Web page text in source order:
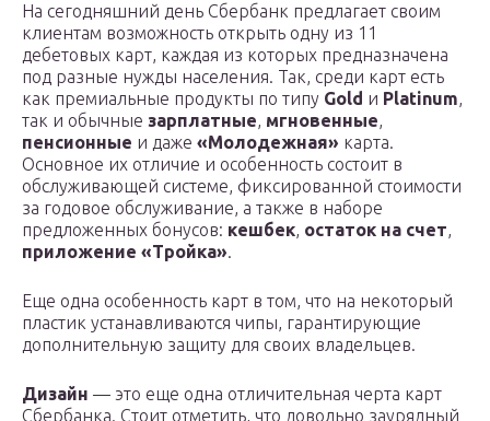
На сегодняшний день Сбербанк предлагает своим
клиентам возможность открыть одну из 11
дебетовых карт, каждая из которых предназначена
под разные нужды населения. Так, среди карт есть
как премиальные продукты по типу Gold и Platinum,
так и обычные зарплатные, мгновенные,
пенсионные и даже «Молодежная» карта.
Основное их отличие и особенность состоит в
обслуживающей системе, фиксированной стоимости
за годовое обслуживание, а также в наборе
предложенных бонусов: кешбек, остаток на счет,
приложение «Тройка».
Еще одна особенность карт в том, что на некоторый
пластик устанавливаются чипы, гарантирующие
дополнительную защиту для своих владельцев.
Дизайн — это еще одна отличительная черта карт
Сбербанка. Стоит отметить, что довольно заурядный